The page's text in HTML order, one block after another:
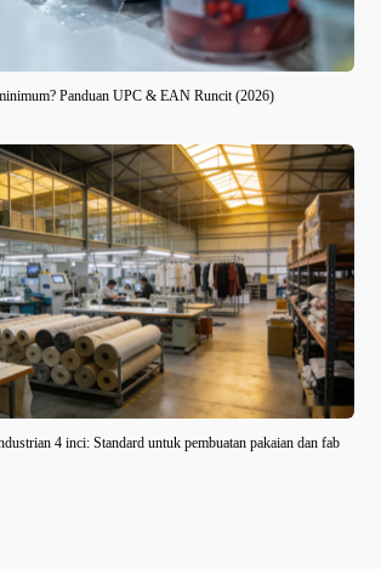
Panduan UPC & EAN Runcit (2026)
4 inci: Standard untuk pembuatan pakaian dan fab